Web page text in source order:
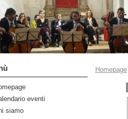
Homepage
eventi
siamo